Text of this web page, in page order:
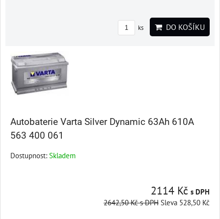
ks DO KOŠÍKU
Autobaterie Varta Silver Dynamic 63Ah 610A
563 400 061
Dostupnost: Skladem
2114 Kč s DPH
2642,50 Kčs DPH Sleva 528,50 Kč